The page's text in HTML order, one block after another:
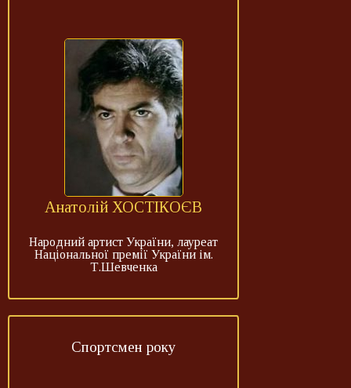
Анатолій ХОСТІКОЄВ
Народний артист України, лауреат
Національної премії України ім.
Т.Шевченка
Спортсмен року